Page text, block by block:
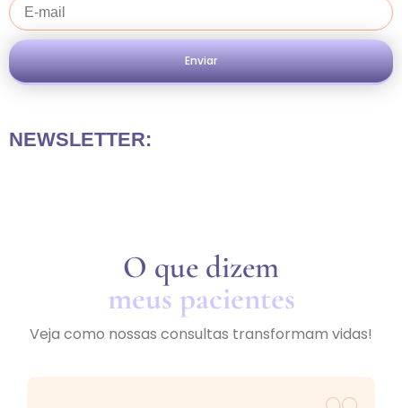
Enviar
NEWSLETTER:
O que dizem
meus pacientes
Veja como nossas consultas transformam vidas!